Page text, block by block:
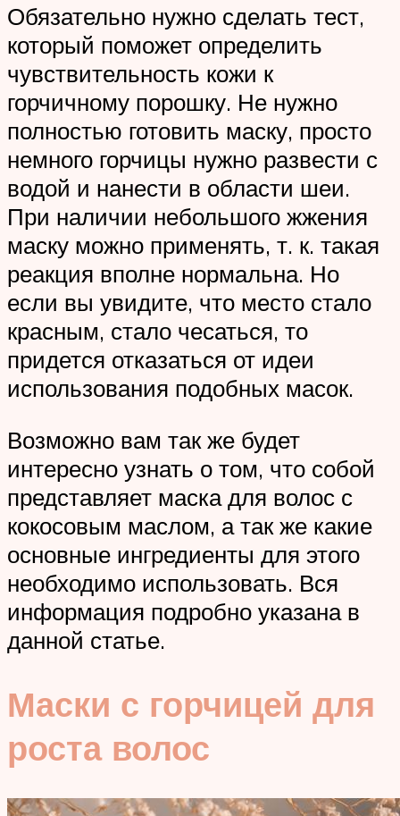
Обязательно нужно сделать тест,
который поможет определить
чувствительность кожи к
горчичному порошку. Не нужно
полностью готовить маску, просто
немного горчицы нужно развести с
водой и нанести в области шеи.
При наличии небольшого жжения
маску можно применять, т. к. такая
реакция вполне нормальна. Но
если вы увидите, что место стало
красным, стало чесаться, то
придется отказаться от идеи
использования подобных масок.
Возможно вам так же будет
интересно узнать о том, что собой
представляет маска для волос с
кокосовым маслом, а так же какие
основные ингредиенты для этого
необходимо использовать. Вся
информация подробно указана в
данной статье.
Маски с горчицей для
роста волос